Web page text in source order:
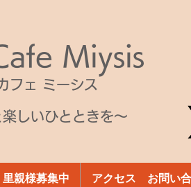
Miysis
フェ ミーシス
しいひとときを～
里親様募集中 アクセス お問い